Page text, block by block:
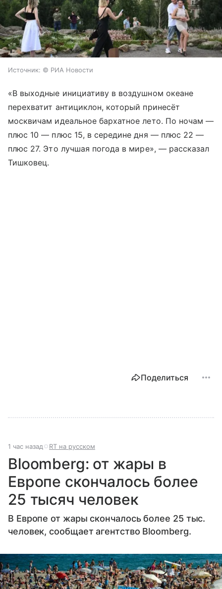
Источник: © РИА Новости
«В выходные инициативу в воздушном океане
перехватит антициклон, который принесёт
москвичам идеальное бархатное лето. По ночам —
плюс 10 — плюс 15, в середине дня — плюс 22 —
плюс 27. Это лучшая погода в мире», — рассказал
Тишковец.
Поделиться
1 час назад RT на русском
Bloomberg: от жары в
Европе скончалось более
25 тысяч человек
В Европе от жары скончалось более 25 тыс.
человек, сообщает агентство Bloomberg.